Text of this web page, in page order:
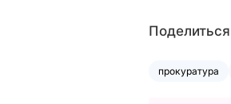
Поделиться
прокуратура